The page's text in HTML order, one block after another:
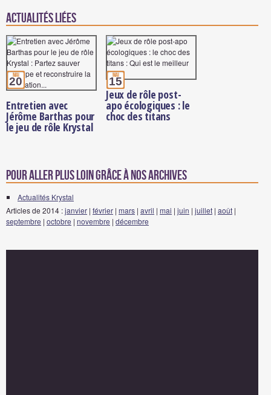
Actualités Liées
mai
20
Entretien avec
Jérôme Barthas pour
le jeu de rôle Krystal
mai
15
Jeux de rôle post-
apo écologiques : le
choc des titans
Pour aller plus loin grâce à nos archives
Actualités Krystal
Articles de 2014 :janvier | février | mars | avril | mai | juin | juillet | août |
septembre | octobre | novembre | décembre